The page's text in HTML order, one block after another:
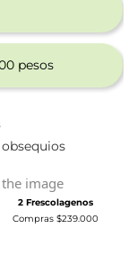
pesos
2 Frescolagenos
Compras $239.000